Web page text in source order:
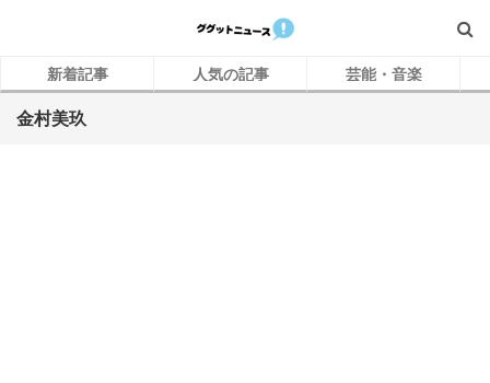
新着記事 人気の記事 芸能・音楽
金村美玖